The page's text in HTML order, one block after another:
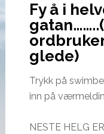
Fy å i
glede)
Trykk på
inn på
NESTE HELG